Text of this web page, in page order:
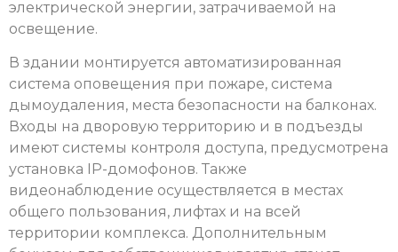
электрической энергии, затрачиваемой на
освещение.
В здании монтируется автоматизированная
система оповещения при пожаре, система
дымоудаления, места безопасности на балконах.
Входы на дворовую территорию и в подъезды
имеют системы контроля доступа, предусмотрена
установка IP-домофонов. Также
видеонаблюдение осуществляется в местах
общего пользования, лифтах и на всей
территории комплекса. Дополнительным